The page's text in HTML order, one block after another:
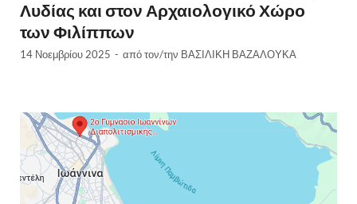
Λυδίας και στον Αρχαιολογικό Χώρο
των Φιλίππων
14 Νοεμβρίου 2025 - από τον/την ΒΑΣΙΛΙΚΗ ΒΑΖΑΛΟΥΚΑ